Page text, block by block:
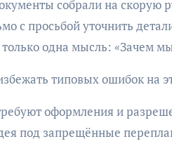
собрали на скорую
с просьбой уточнить
одна мысль: «Зачем
типовых ошибок на
оформления и
под запрещённые